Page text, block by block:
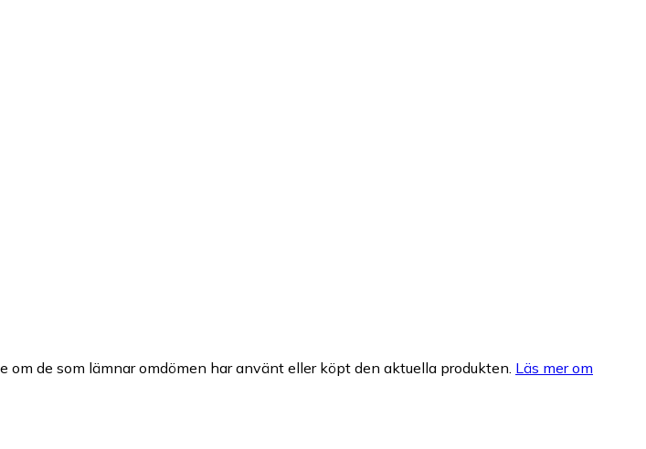
de som lämnar omdömen har använt eller köpt den aktuella produkten. Läs mer om